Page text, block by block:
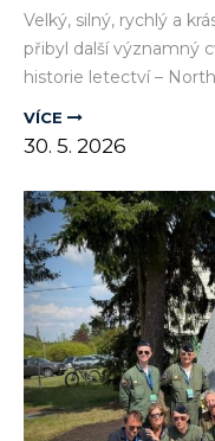
Velký, silný, rychlý a
přibyl další významný
historie letectví –
VÍCE
30. 5. 2026